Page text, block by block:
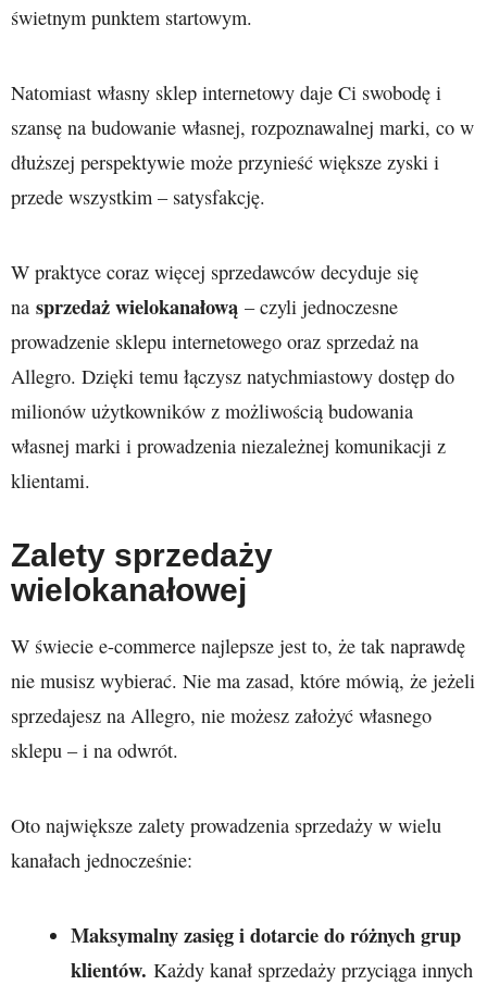
świetnym punktem startowym.
Natomiast własny sklep internetowy daje Ci swobodę i
szansę na budowanie własnej, rozpoznawalnej marki, co w
dłuższej perspektywie może przynieść większe zyski i
przede wszystkim – satysfakcję.
W praktyce coraz więcej sprzedawców decyduje się
na sprzedaż wielokanałową – czyli jednoczesne
prowadzenie sklepu internetowego oraz sprzedaż na
Allegro. Dzięki temu łączysz natychmiastowy dostęp do
milionów użytkowników z możliwością budowania
własnej marki i prowadzenia niezależnej komunikacji z
klientami.
Zalety sprzedaży
wielokanałowej
W świecie e-commerce najlepsze jest to, że tak naprawdę
nie musisz wybierać. Nie ma zasad, które mówią, że jeżeli
sprzedajesz na Allegro, nie możesz założyć własnego
sklepu – i na odwrót.
Oto największe zalety prowadzenia sprzedaży w wielu
kanałach jednocześnie:
Maksymalny zasięg i dotarcie do różnych grup
klientów.Każdy kanał sprzedaży przyciąga innych